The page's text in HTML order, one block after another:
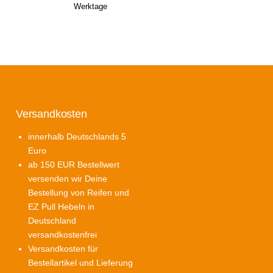
Werktage
Versandkosten
innerhalb Deutschlands 5
Euro
ab 150 EUR Bestellwert
versenden wir Deine
Bestellung von Reifen und
EZ Pull Hebeln in
Deutschland
versandkostenfrei
Versandkosten für
Bestellartikel und Lieferung